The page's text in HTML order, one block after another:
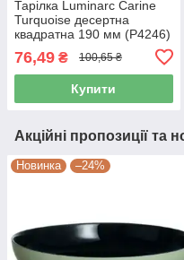
Тарілка Luminarc Carine
Turquoise десертна
квадратна 190 мм (P4246)
76,49 ₴ 100,65 ₴
Купити
Акційні пропозиції та
Новинка –24%